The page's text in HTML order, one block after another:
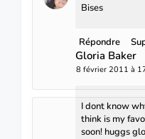
Bises
Répondre
Gloria Baker
8 février 2011 à
I dont know
think is my
soon! huggs